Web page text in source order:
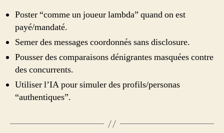
Poster “comme un joueur lambda” quand on est
payé/mandaté.
Semer des messages coordonnés sans disclosure.
Pousser des comparaisons dénigrantes masquées contre
des concurrents.
Utiliser l’IA pour simuler des profils/personas
“authentiques”.